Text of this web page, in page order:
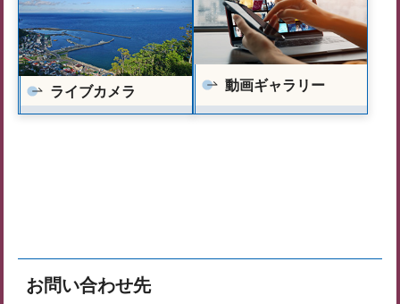
ライブカメラ 動画ギャラリー
お問い合わせ先